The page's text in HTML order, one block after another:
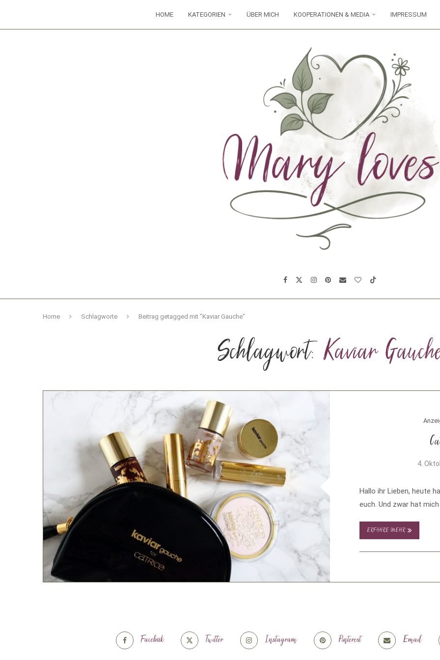
HOME KATEGORIEN ÜBER MICH KOOPERATIONEN & MEDIA IMPRESSUM
Home Schlagworte Beitrag getagged mit "Kaviar Gauche"
Schlagwort:Kaviar
4.
Hallo ihr Lieben, heute
euch. Und zwar hat
ERFAHRE MEHR
Facebook Twitter Instagram Pinterest Email